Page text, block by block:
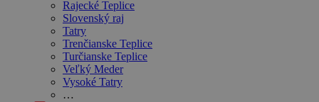
Rajecké Teplice
Slovenský raj
Tatry
Trenčianske Teplice
Turčianske Teplice
Veľký Meder
Vysoké Tatry
…